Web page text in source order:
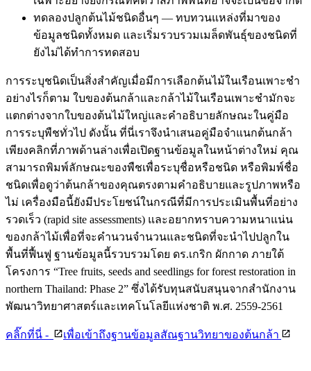
ทดลองปลูกต้นไม้ชนิดอื่นๆ — ทบทวนแหล่งที่มาของ
ข้อมูลชนิดทั้งหมด และเริ่มรวบรวมเมล็ดพันธุ์ของชนิดที่
ยังไม่ได้ทำการทดสอบ
การระบุชนิดเป็นสิ่งสำคัญเมื่อมีการเลือกต้นไม้ในเรือนเพาะชำ
อย่างไรก็ตาม ใบของต้นกล้าและกล้าไม้ในเรือนเพาะชำมักจะ
แตกต่างจากใบของต้นไม้ใหญ่และคำอธิบายลักษณะในคู่มือ
การระบุพืชทั่วไป ดังนั้น ที่นี่เราจึงนำเสนอคู่มือจำแนกต้นกล้า
เพียงคลิกที่ภาพด้านล่างเพื่อเปิดฐานข้อมูลในหน้าต่างใหม่ คุณ
สามารถพิมพ์ลักษณะของพืชเพื่อระบุชื่อหรือชนิด หรือพิมพ์ชื่อ
ชนิดเพื่อดูว่าต้นกล้าของคุณตรงตามคำอธิบายและรูปภาพหรือ
ไม่ เครื่องมือนี้ยังมีประโยชน์ในกรณีที่มีการประเมินพื้นที่อย่าง
รวดเร็ว (rapid site assessments) และอยากทราบความหนาแน่น
ของกล้าไม้เพื่อที่จะคำนวนจำนวนและชนิดที่จะนำไปปลูกใน
พื้นที่ฟื้นฟู ฐานข้อมูลนี้รวบรวมโดย ดร.เกริก ผักกาด ภายใต้
โครงการ “Tree fruits, seeds and seedlings for forest restoration in
northern Thailand: Phase 2” ซึ่งได้รับทุนสนับสนุนจากสำนักงาน
พัฒนาวิทยาศาสตร์และเทคโนโลยีแห่งชาติ พ.ศ. 2559-2561
คลิ๊กที่นี่ - เพื่อเข้าถึงฐานข้อมูลสัณฐานวิทยาของต้นกล้า